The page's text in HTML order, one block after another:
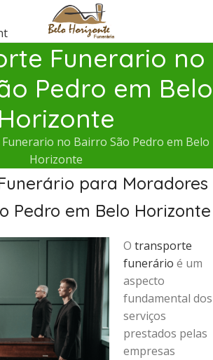
Funerario no
Pedro em Belo
Horizonte
no Bairro São Pedro em Belo
Horizonte
para Moradores
Pedro em Belo Horizonte
O transporte
funerário é um
aspecto
fundamental dos
serviços
prestados pelas
empresas